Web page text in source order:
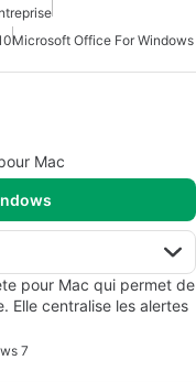
Microsoft Office For Windows
Mac
pour Mac qui permet de
Elle centralise les alertes
7